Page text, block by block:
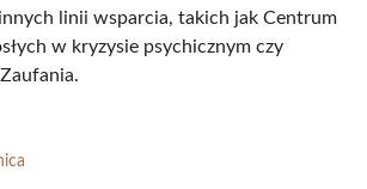
linii wsparcia, takich jak Centrum
w kryzysie psychicznym czy